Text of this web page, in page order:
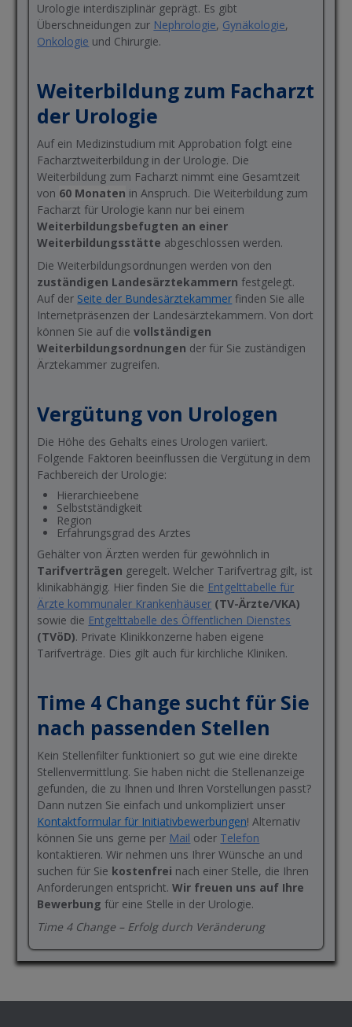
Urologie interdisziplinär geprägt. Es gibt
Überschneidungen zur Nephrologie, Gynäkologie,
Onkologie und Chirurgie.
Weiterbildung zum Facharzt
der Urologie
Auf ein Medizinstudium mit Approbation folgt eine
Facharztweiterbildung in der Urologie. Die
Weiterbildung zum Facharzt nimmt eine Gesamtzeit
von 60 Monaten in Anspruch. Die Weiterbildung zum
Facharzt für Urologie kann nur bei einem
Weiterbildungsbefugten an einer
Weiterbildungsstätte abgeschlossen werden.
Die Weiterbildungsordnungen werden von den
zuständigen Landesärztekammern festgelegt.
Auf der Seite der Bundesärztekammer finden Sie alle
Internetpräsenzen der Landesärztekammern. Von dort
können Sie auf dievollständigen
Weiterbildungsordnungen der für Sie zuständigen
Ärztekammer zugreifen.
Vergütung von Urologen
Die Höhe des Gehalts eines Urologen variiert.
Folgende Faktoren beeinflussen die Vergütung in dem
Fachbereich der Urologie:
Hierarchieebene
Selbstständigkeit
Region
Erfahrungsgrad des Arztes
Gehälter von Ärzten werden für gewöhnlich in
Tarifverträgen geregelt. Welcher Tarifvertrag gilt, ist
klinikabhängig. Hier finden Sie die Entgelttabelle für
Ärzte kommunaler Krankenhäuser (TV-Ärzte/VKA)
sowie die Entgelttabelle des Öffentlichen Dienstes
(TVöD). Private Klinikkonzerne haben eigene
Tarifverträge. Dies gilt auch für kirchliche Kliniken.
Time 4 Change sucht für Sie
nach passenden Stellen
Kein Stellenfilter funktioniert so gut wie eine direkte
Stellenvermittlung. Sie haben nicht die Stellenanzeige
gefunden, die zu Ihnen und Ihren Vorstellungen passt?
Dann nutzen Sie einfach und unkompliziert unser
Kontaktformular für Initiativbewerbungen! Alternativ
können Sie uns gerne per Mail oder Telefon
kontaktieren. Wir nehmen uns Ihrer Wünsche an und
suchen für Sie kostenfrei nach einer Stelle, die Ihren
Anforderungen entspricht.Wir freuen uns auf Ihre
Bewerbung für eine Stelle in der Urologie.
Time 4 Change – Erfolg durch Veränderung